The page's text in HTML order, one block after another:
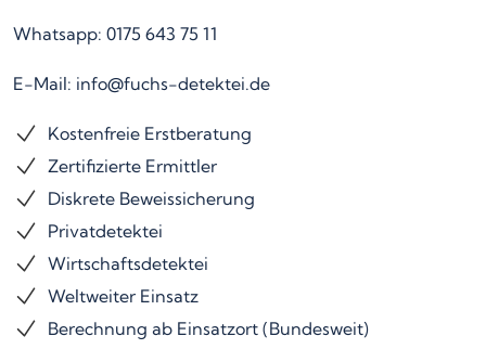
Whatsapp: 0175 643 75 11
E-Mail: info@fuchs-detektei.de
Kostenfreie Erstberatung
Zertifizierte Ermittler
Diskrete Beweissicherung
Privatdetektei
Wirtschaftsdetektei
Weltweiter Einsatz
Berechnung ab Einsatzort (Bundesweit)